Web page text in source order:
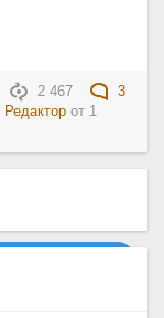
2 467
3
Редактор от 1